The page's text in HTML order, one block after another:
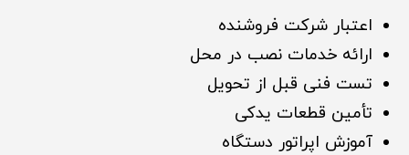
اعتبار شرکت فروشنده
ارائه خدمات نصب در محل
تست فنی قبل از تحویل
تأمین قطعات یدکی
آموزش اپراتور دستگاه